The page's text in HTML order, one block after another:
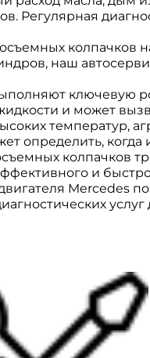
Регулярная
колпачков
наш
ключевую
и может
температур,
определить,
колпачков
и
Mercedes